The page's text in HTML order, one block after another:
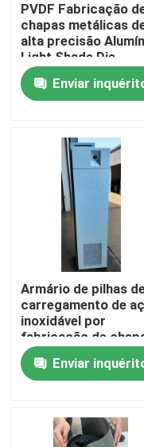
Produtos
Quem Somos
Fábrica
Controle de
Fale Conosco
Pedir um
Peças da
Peças fazendo à
PVDF Fabricação
chapas metálicas
alta precisão
Light Shade Die
Casting
Enviar
Armário de pilhas
carregamento de
inoxidável por
fabricação de
de metal de precisão
Enviar